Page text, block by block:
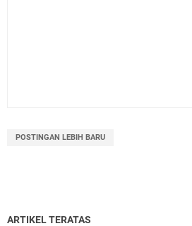
POSTINGAN LEBIH BARU
ARTIKEL TERATAS